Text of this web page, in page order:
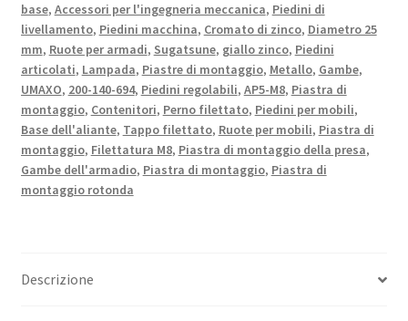
robusto
acciaio,
25
mm
(1"),
AP5-
M8.
Piastra
di
di
base, Accessori per l'ingegneria meccanica, Piedini di
livellamento, Piedini macchina, Cromato di zinco, Diametro 25
mm, Ruote per armadi, Sugatsune, giallo zinco, Piedini
articolati, Lampada, Piastre di montaggio, Metallo, Gambe,
UMAXO, 200-140-694, Piedini regolabili, AP5-M8, Piastra di
montaggio, Contenitori, Perno filettato, Piedini per mobili,
Base dell'aliante, Tappo filettato, Ruote per mobili, Piastra di
montaggio, Filettatura M8, Piastra di montaggio della presa,
Gambe dell'armadio, Piastra di montaggio, Piastra di
montaggio rotonda
Descrizione